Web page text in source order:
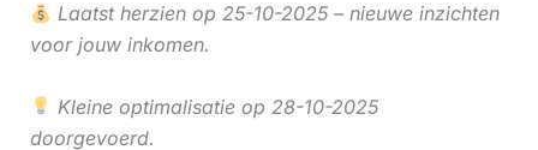
Laatst herzien op 25-10-2025 – nieuwe inzichten
voor jouw inkomen.
Kleine optimalisatie op 28-10-2025
doorgevoerd.